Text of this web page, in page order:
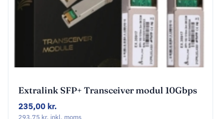
Extralink SFP+ Transceiver modul 10Gbps
LC/UPC 2-pack
235,00 kr.